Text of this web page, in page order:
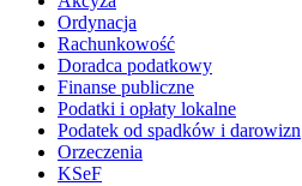
Ordynacja
Rachunkowość
Doradca podatkowy
Finanse publiczne
Podatki i opłaty lokalne
Podatek od spadków i darowizn
Orzeczenia
KSeF